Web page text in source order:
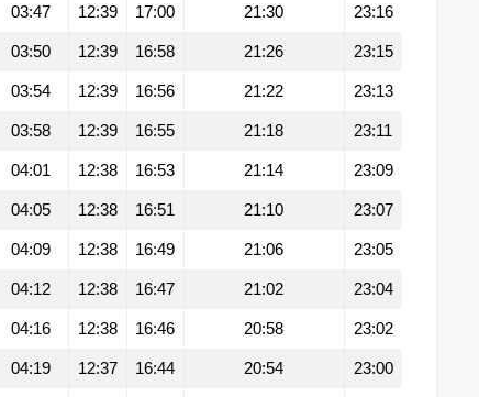
03:47 12:39 17:00 21:30 23:16
03:50 12:39 16:58 21:26 23:15
03:54 12:39 16:56 21:22 23:13
03:58 12:39 16:55 21:18 23:11
04:01 12:38 16:53 21:14 23:09
04:05 12:38 16:51 21:10 23:07
04:09 12:38 16:49 21:06 23:05
04:12 12:38 16:47 21:02 23:04
04:16 12:38 16:46 20:58 23:02
04:19 12:37 16:44 20:54 23:00